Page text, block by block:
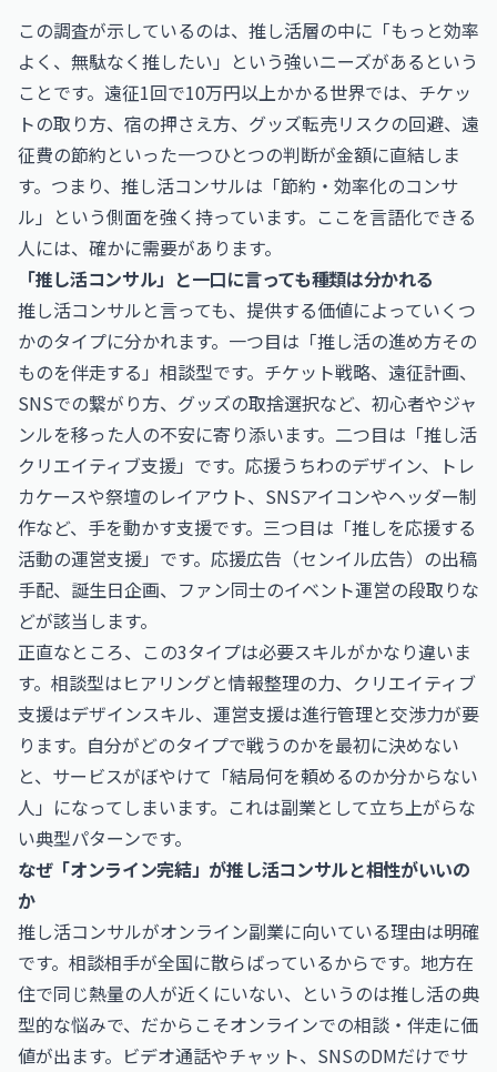
この調査が示しているのは、推し活層の中に「もっと効率
よく、無駄なく推したい」という強いニーズがあるという
ことです。遠征1回で10万円以上かかる世界では、チケッ
トの取り方、宿の押さえ方、グッズ転売リスクの回避、遠
征費の節約といった一つひとつの判断が金額に直結しま
す。つまり、推し活コンサルは「節約・効率化のコンサ
ル」という側面を強く持っています。ここを言語化できる
人には、確かに需要があります。
「推し活コンサル」と一口に言っても種類は分かれる
推し活コンサルと言っても、提供する価値によっていくつ
かのタイプに分かれます。一つ目は「推し活の進め方その
ものを伴走する」相談型です。チケット戦略、遠征計画、
SNSでの繋がり方、グッズの取捨選択など、初心者やジャ
ンルを移った人の不安に寄り添います。二つ目は「推し活
クリエイティブ支援」です。応援うちわのデザイン、トレ
カケースや祭壇のレイアウト、SNSアイコンやヘッダー制
作など、手を動かす支援です。三つ目は「推しを応援する
活動の運営支援」です。応援広告（センイル広告）の出稿
手配、誕生日企画、ファン同士のイベント運営の段取りな
どが該当します。
正直なところ、この3タイプは必要スキルがかなり違いま
す。相談型はヒアリングと情報整理の力、クリエイティブ
支援はデザインスキル、運営支援は進行管理と交渉力が要
ります。自分がどのタイプで戦うのかを最初に決めない
と、サービスがぼやけて「結局何を頼めるのか分からない
人」になってしまいます。これは副業として立ち上がらな
い典型パターンです。
なぜ「オンライン完結」が推し活コンサルと相性がいいの
か
推し活コンサルがオンライン副業に向いている理由は明確
です。相談相手が全国に散らばっているからです。地方在
住で同じ熱量の人が近くにいない、というのは推し活の典
型的な悩みで、だからこそオンラインでの相談・伴走に価
値が出ます。ビデオ通話やチャット、SNSのDMだけでサ